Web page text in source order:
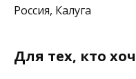
Россия, Калуга
Для тех, кто